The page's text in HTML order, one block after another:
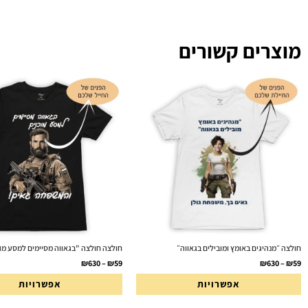
מוצרים קשורים
חולצה ״מנהיגים באומץ ומובילים בגאווה״
₪59
–
₪630
אפשרויות
חולצה חולצה "בגאווה מסיימים למסע
₪59
–
₪630
אפשרויות